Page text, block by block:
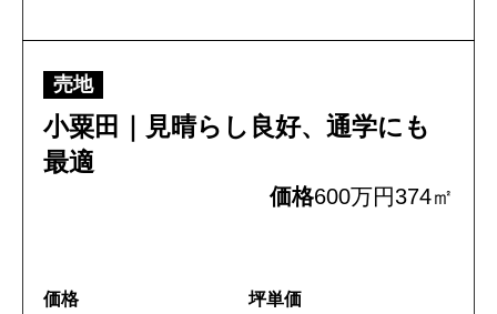
住宅
注文住宅
リフォーム
不動産
コワーキングスペース
売地
小粟田｜見晴らし良好、通学にも
最適
価格600万円374㎡
価格
坪単価